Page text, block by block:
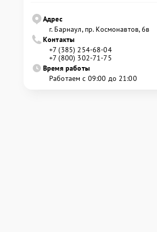
Адрес
г. Барнаул, ​пр. Космонавтов, 6в
Контакты
+7 (385) 254-68-04
+7 (800) 302-71-75
Время работы
Работаем с 09:00 до 21:00